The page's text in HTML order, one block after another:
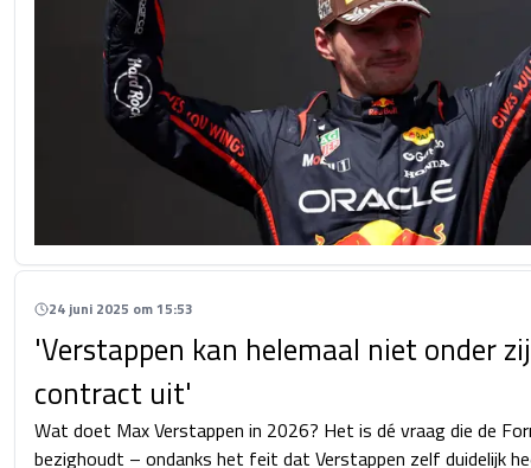
24 juni 2025 om 15:53
'Verstappen kan helemaal niet onder
contract uit'
Wat doet Max Verstappen in 2026? Het is dé vraag die de
bezighoudt – ondanks het feit dat Verstappen zelf duidelijk